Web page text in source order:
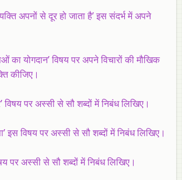
अपनों से दूर हो जाता है’ इस संदर्भ में अपने
का योगदान’ विषय पर अपने विचारों की मौखिक
कीजिए।
विषय पर अस्सी से सौ शब्दों में निबंध लिखिए।
इस विषय पर अस्सी से सौ शब्दों में निबंध लिखिए।
पर अस्‍सी से सौ शब्‍दों में निबंध लिखिए।